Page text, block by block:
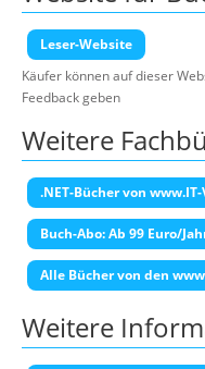
Leser-Website
Käufer können auf dieser
Feedback geben
Weitere
.NET-Bücher von
Buch-Abo: Ab 99 Euro/
Alle Bücher von den
Weitere